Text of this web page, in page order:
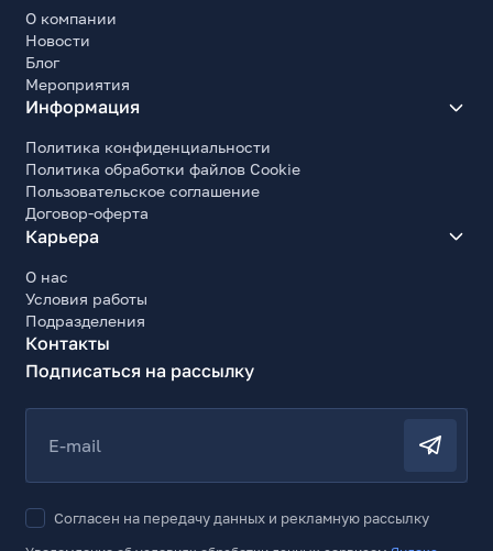
О компании
Новости
Блог
Мероприятия
Информация
Политика конфиденциальности
Политика обработки файлов Cookie
Пользовательское соглашение
Договор-оферта
Карьера
О нас
Условия работы
Подразделения
Контакты
Подписаться на рассылку
E-mail
Согласен на передачу данных и рекламную рассылку